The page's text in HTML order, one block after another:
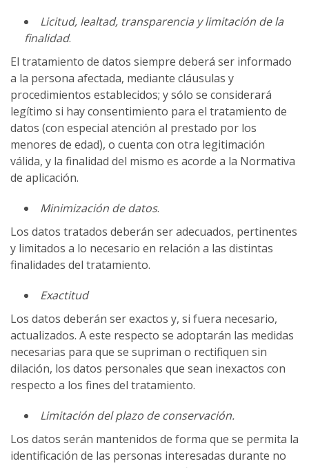
Licitud, lealtad, transparencia y limitación de la
finalidad.
El tratamiento de datos siempre deberá ser informado
a la persona afectada, mediante cláusulas y
procedimientos establecidos; y sólo se considerará
legítimo si hay consentimiento para el tratamiento de
datos (con especial atención al prestado por los
menores de edad), o cuenta con otra legitimación
válida, y la finalidad del mismo es acorde a la Normativa
de aplicación.
Minimización de datos.
Los datos tratados deberán ser adecuados, pertinentes
y limitados a lo necesario en relación a las distintas
finalidades del tratamiento.
Exactitud
Los datos deberán ser exactos y, si fuera necesario,
actualizados. A este respecto se adoptarán las medidas
necesarias para que se supriman o rectifiquen sin
dilación, los datos personales que sean inexactos con
respecto a los fines del tratamiento.
Limitación del plazo de conservación.
Los datos serán mantenidos de forma que se permita la
identificación de las personas interesadas durante no